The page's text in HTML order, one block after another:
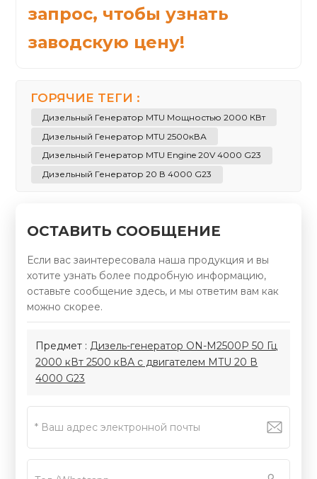
запрос, чтобы узнать
заводскую цену!
ГОРЯЧИЕ ТЕГИ :
Дизельный Генератор MTU Мощностью 2000 КВт
Дизельный Генератор MTU 2500кВА
Дизельный Генератор MTU Engine 20V 4000 G23
Дизельный Генератор 20 В 4000 G23
ОСТАВИТЬ СООБЩЕНИЕ
Если вас заинтересовала наша продукция и вы
хотите узнать более подробную информацию,
оставьте сообщение здесь, и мы ответим вам как
можно скорее.
Предмет : Дизель-генератор ON-M2500P 50 Гц
2000 кВт 2500 кВА с двигателем MTU 20 В
4000 G23